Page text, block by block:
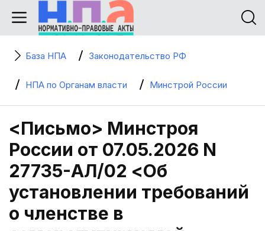
База НПА Законодательство РФ
НПА по Органам власти Минстрой России
<Письмо> Минстроя
России от 07.05.2026 N
27735-АЛ/02 <Об
установлении требований
о членстве в